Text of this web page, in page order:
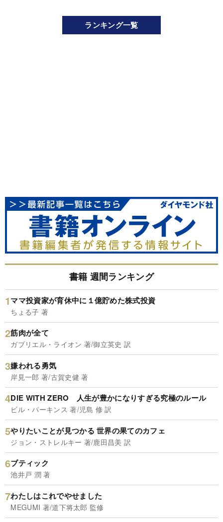
ランキング一覧
書籍 週間ランキング
ママ投資家が育休中に１億貯めた株式投資
ちょる子 著
筋肉が全て
ガブリエル・ライオン 著/御立英史 訳
嫌われる勇気
岸見一郎 著/古賀史健 著
DIE WITH ZERO 人生が豊かになりすぎる究極のルール
ビル・パーキンス 著/児島 修 訳
やりたいことが見つかる 世界の果てのカフェ
ジョン・ストレルキー 著/鹿田昌美 訳
ブティック
池井戸 潤 著
わたしはこれでやせました
MEGUMI 著/道下将太郎 監修